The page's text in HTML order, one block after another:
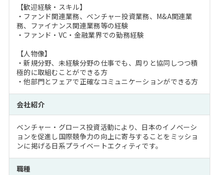
【歓迎経験・スキル】
・ファンド関連業務、ベンチャー投資業務、M&A関連業
務、ファイナンス関連業務等の経験
・ファンド・VC・金融業界での勤務経験
【人物像】
・新規分野、未経験分野の仕事でも、周りと協同しつつ積
極的に取組むことができる方
・他部門とフェアで正確なコミュニケーションができる方
会社紹介
ベンチャー・グロース投資活動により、日本のイノベーシ
ョンを促進し国際競争力の向上に寄与することをミッショ
ンに掲げる日系プライベートエクィティです。
職種